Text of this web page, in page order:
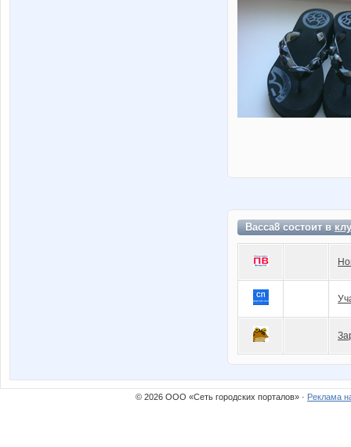
Васса8 состоит в
© 2026 ООО «Сеть городских порталов» · Реклама